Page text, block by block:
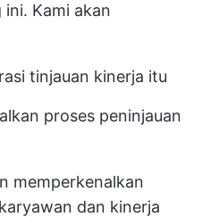
Kami akan
tinjauan kinerja itu
proses peninjauan
memperkenalkan
dan kinerja